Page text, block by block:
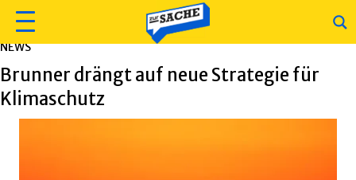
NEWS
Brunner drängt auf neue Strategie für
Klimaschutz